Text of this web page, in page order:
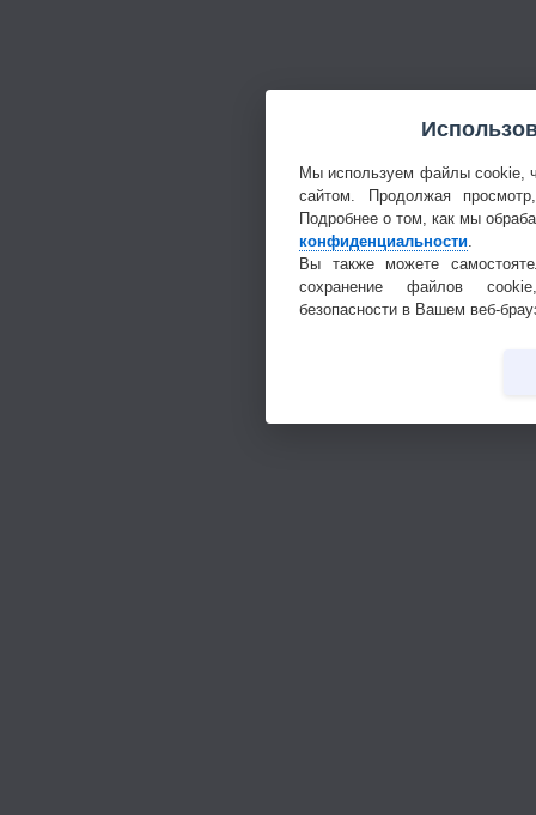
Мы используем файлы cookie,
сайтом. Продолжая
Подробнее о том, как мы
конфиденциальности.
Вы также можете
сохранение файлов
безопасности в Вашем веб-